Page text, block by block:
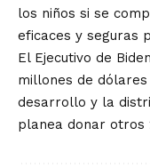
los niños si se
eficaces y seguras
El Ejecutivo de
millones de
desarrollo y la
planea donar otros